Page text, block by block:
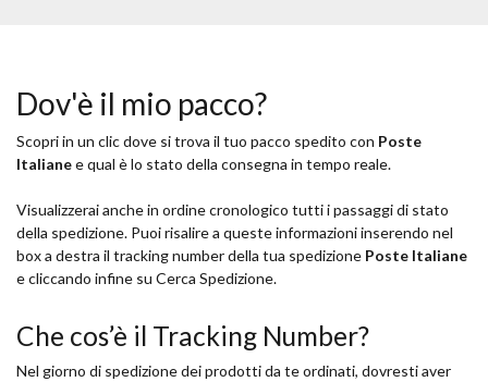
Dov'è il mio pacco?
Scopri in un clic dove si trova il tuo pacco spedito con Poste
Italianee qual è lo stato della consegna in tempo reale.
Visualizzerai anche in ordine cronologico tutti i passaggi di stato
della spedizione. Puoi risalire a queste informazioni inserendo nel
box a destra il tracking number della tua spedizione Poste Italiane
e cliccando infine su Cerca Spedizione.
Che cos’è il Tracking Number?
Nel giorno di spedizione dei prodotti da te ordinati, dovresti aver